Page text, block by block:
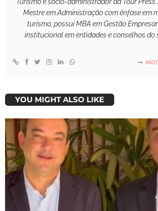
Mestre em Administração com ênfase em
turismo, possui MBA em Gestão
institucional em entidades e conselhos do
YOU MIGHT ALSO LIKE